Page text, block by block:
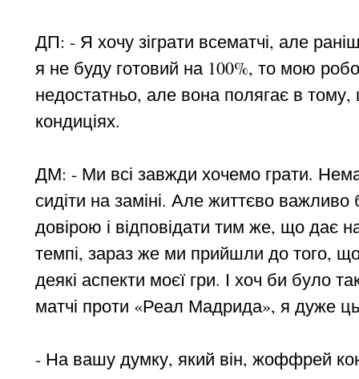
ДП: - Я хочу зіграти всематчі, але
я не буду готовий на 100%, то мою
недостатньо, але вона полягає в
кондиціях.
ДМ: - Ми всі завжди хочемо грати.
сидіти на заміні. Але життєво
довірою і відповідати тим же, що дає
темпі, зараз же ми прийшли до того,
деякі аспекти моєї гри. І хоч би було
матчі проти «Реал Мадрида», я дуже
- На вашу думку, який він, жоффрей